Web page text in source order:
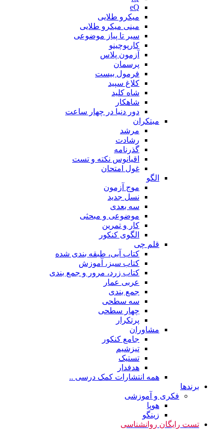
eQ
میکرو طلایی
مینی میکرو طلایی
سیر تا پیاز موضوعی
کارپوچینو
آزمون پلاس
پرسمان
فرمول بیست
کلاغ سپید
شاه کلید
شاهکار
دور دنیا در چهار ساعت
مبتکران
مرشد
رشادت
گذرنامه
اقیانوس نکته و تست
غول امتحان
الگو
موج آزمون
نسل جدید
سه بعدی
موضوعی و مبحثی
کار و تمرین
الگوی کنکور
قلم چی
کتاب آبی، طبقه بندی شده
کتاب سبز، آموزش
کتاب زرد، مرور و جمع بندی
عربی عمار
جمع بندی
سه سطحی
چهار سطحی
پرتکرار
مشاوران
جامع کنکور
تیزشیم
تستیک
هدفدار
همه انتشارات کمک درسی ..
برندها
فکری و آموزشی
هوپا
زینگو
تست رایگان روانشناسی